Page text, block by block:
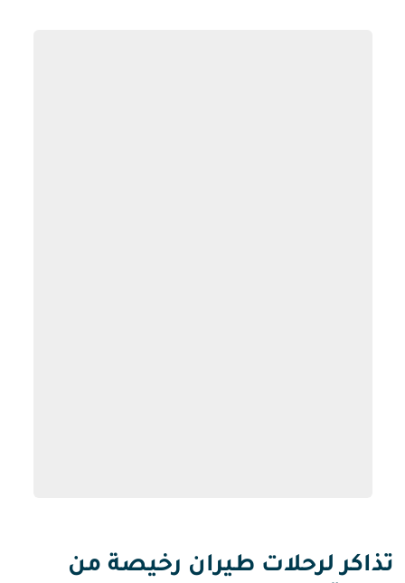
تذاكر لرحلات طيران رخيصة من